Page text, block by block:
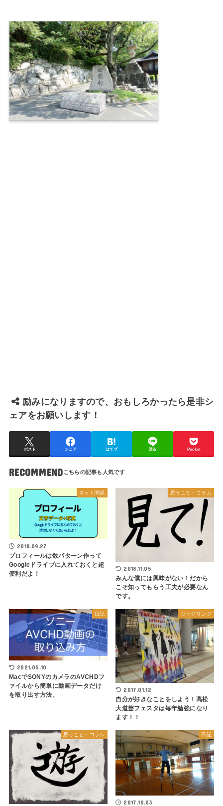
励みになりますので、おもしろかったら是非シ
ェアをお願いします！
ポスト シェア はてブ 送る Pocket
RECOMMEND
ネット関係
2018.09.27
プロフィールは数パターン作って
Googleドライブに入れておくと超
便利だよ！
思うこと・コラム
2018.11.05
みんな僕には興味がない！だから
こそ知ってもらう工夫が必要なん
です。
日記
2021.05.10
MacでSONYのカメラのAVCHDフ
ァイルから簡単に動画データだけ
を取り出す方法。
ジャグリング
2017.01.12
自分が好きなことをしよう！高松
大道芸フェスタは毎年勉強になり
ます！！
思うこと・コラム 日記
2017.10.03